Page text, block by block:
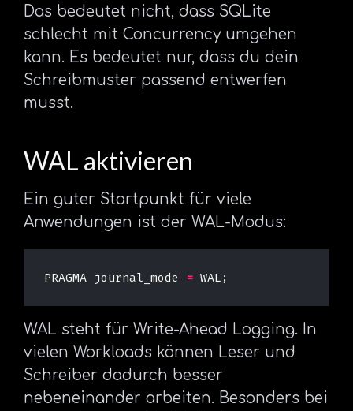
Das bedeutet nicht, dass SQLite
schlecht mit Concurrency umgehen
kann. Es bedeutet nur, dass du dein
Schreibmuster passend entwerfen
musst.
WAL aktivieren
Ein guter Startpunkt für viele
Anwendungen ist der WAL-Modus:
PRAGMA journal_mode = WAL ;
WAL steht für Write-Ahead Logging. In
vielen Workloads können Leser und
Schreiber dadurch besser
nebeneinander arbeiten. Besonders bei